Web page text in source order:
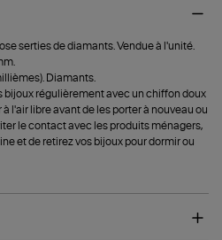
serties de diamants. Vendue à l'unité.
Diamants.
bijoux régulièrement avec un chiffon doux
l'air libre avant de les porter à nouveau ou
le contact avec les produits ménagers,
et de retirez vos bijoux pour dormir ou